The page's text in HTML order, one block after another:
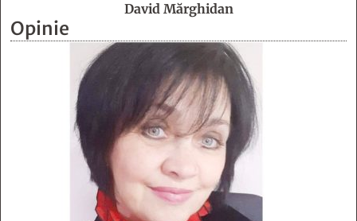
David Mărghidan
Opinie